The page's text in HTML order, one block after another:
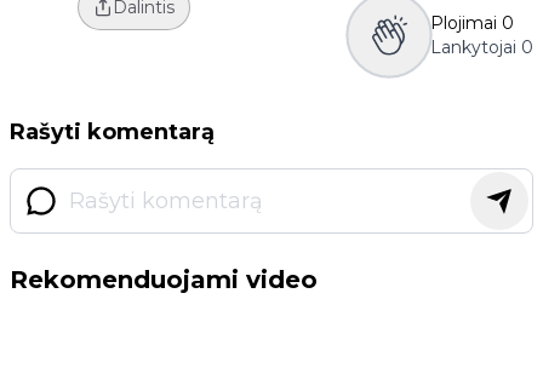
Dalintis
Plojimai 0
Lankytojai 0
Rašyti komentarą
Rekomenduojami video